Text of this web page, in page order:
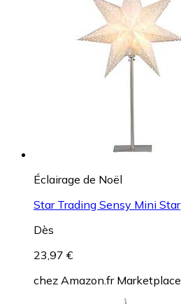
Éclairage de Noël
Star Trading Sensy Mini Star
Dès
23,97 €
chez Amazon.fr Marketplace